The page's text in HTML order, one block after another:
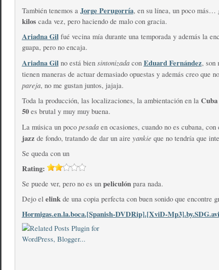
También tenemos a Jorge Perugorría, en su línea, un poco más…
kilos cada vez, pero haciendo de malo con gracia.
Ariadna Gilfué vecina mía durante una temporada y además la
guapa, pero no encaja.
Ariadna Gilno está bien sintonizada con Eduard Fernández, son
tienen maneras de actuar demasiado opuestas y además creo que
pareja, no me gustan juntos, jajaja.
Toda la producción, las localizaciones, la ambientación en la Cuba
50 es brutal y muy muy buena.
La música un poco pesada en ocasiones, cuando no es cubana, con
jazz de fondo, tratando de dar un aire yankie que no tendría que
Se queda con un
Rating:
Se puede ver, pero no es un peliculón para nada.
Dejo el elink de una copia perfecta con buen sonido que encontre
Hormigas.en.la.boca.[Spanish-DVDRip].[XviD-Mp3].by.SDG.avi